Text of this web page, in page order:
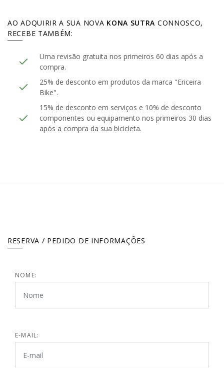
AO ADQUIRIR A SUA NOVA KONA SUTRA CONNOSCO,
RECEBE TAMBÉM:
Uma revisão gratuita nos primeiros 60 dias após a
compra.
25% de desconto em produtos da marca "Ericeira
Bike".
15% de desconto em serviços e 10% de desconto
componentes ou equipamento nos primeiros 30 dias
após a compra da sua bicicleta.
RESERVA / PEDIDO DE INFORMAÇÕES
NOME:
E-MAIL: